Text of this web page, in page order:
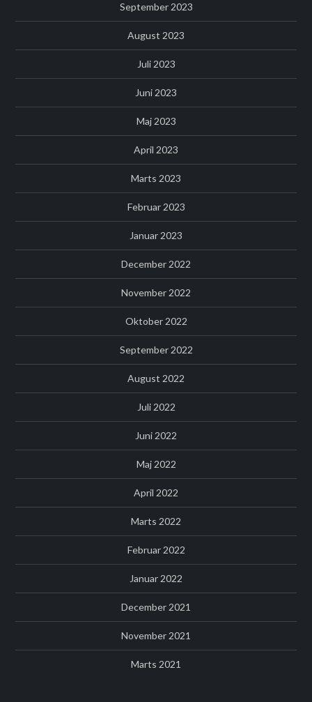
September 2023
August 2023
Juli 2023
Juni 2023
Maj 2023
April 2023
Marts 2023
Februar 2023
Januar 2023
December 2022
November 2022
Oktober 2022
September 2022
August 2022
Juli 2022
Juni 2022
Maj 2022
April 2022
Marts 2022
Februar 2022
Januar 2022
December 2021
November 2021
Marts 2021